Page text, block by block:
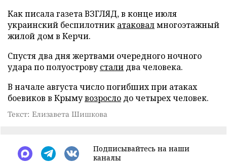
Как писала газета ВЗГЛЯД, в конце июля
украинский беспилотник атаковалмногоэтажный
жилой дом в Керчи.
Спустя два дня жертвами очередного ночного
удара по полуостровустали два человека.
В начале августа число погибших при атаках
боевиков в Крымувозросло до четырех человек.
Текст: Елизавета Шишкова
Подписывайтесь на наши
каналы